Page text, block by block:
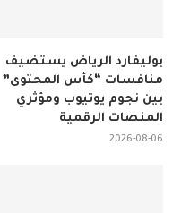
بوليفارد الرياض يستضيف
منافسات “كأس المحتوى”
بين نجوم يوتيوب ومؤثري
المنصات الرقمية
2026-08-06